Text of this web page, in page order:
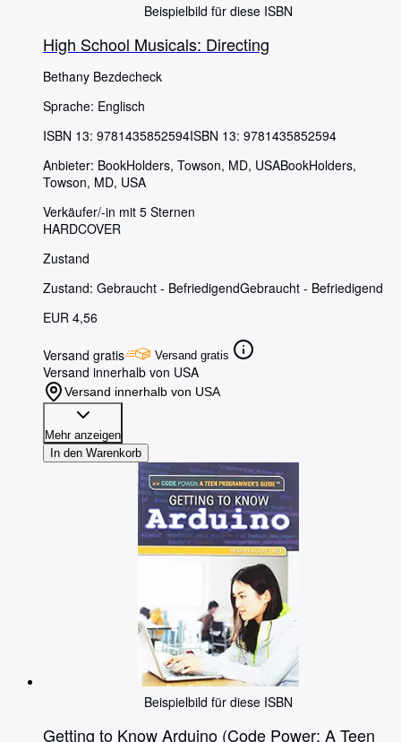
Beispielbild für diese ISBN
High School Musicals: Directing
Bethany Bezdecheck
Sprache: Englisch
ISBN 13: 9781435852594ISBN 13: 9781435852594
Anbieter: BookHolders, Towson, MD, USABookHolders,
Towson, MD, USA
Verkäufer/-in mit 5 Sternen
HARDCOVER
Zustand
Zustand: Gebraucht - BefriedigendGebraucht - Befriedigend
EUR 4,56
Versand gratis Versand gratis
Versand innerhalb von USA
Versand innerhalb von USA
Mehr anzeigen
In den Warenkorb
Beispielbild für diese ISBN
Getting to Know Arduino (Code Power: A Teen